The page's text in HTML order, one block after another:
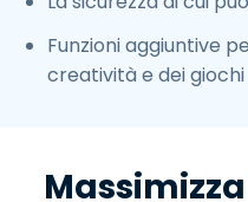
Funzioni aggiuntive
creatività e dei giochi